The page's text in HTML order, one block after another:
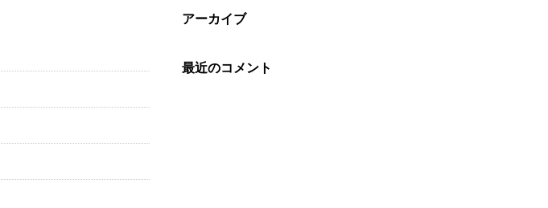
アーカイブ
最近のコメント